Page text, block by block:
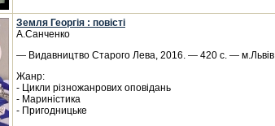
Земля Георгія : повісті
А.Санченко
— Видавництво Старого Лева, 2016. — 420 с. — м.Львів
Жанр:
- Цикли різножанрових оповідань
- Мариністика
- Пригодницьке